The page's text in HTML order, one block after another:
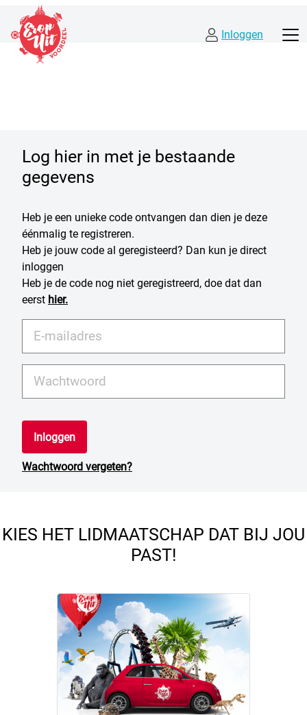
Inloggen
Log hier in met je bestaande
gegevens
Heb je een unieke code ontvangen dan dien je deze
éénmalig te registreren.
Heb je jouw code al geregisteerd? Dan kun je direct
inloggen
Heb je de code nog niet geregistreerd, doe dat dan
eerst hier.
Inloggen
Wachtwoord vergeten?
KIES HET LIDMAATSCHAP DAT BIJ JOU
PAST!